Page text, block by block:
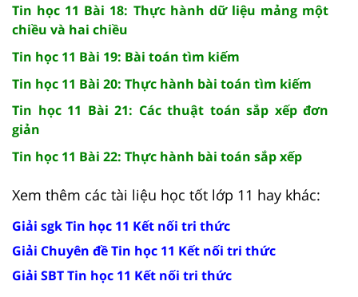
Tin học 11 Bài 18: Thực hành dữ liệu mảng một
chiều và hai chiều
Tin học 11 Bài 19: Bài toán tìm kiếm
Tin học 11 Bài 20: Thực hành bài toán tìm kiếm
Tin học 11 Bài 21: Các thuật toán sắp xếp đơn
giản
Tin học 11 Bài 22: Thực hành bài toán sắp xếp
Xem thêm các tài liệu học tốt lớp 11 hay khác:
Giải sgk Tin học 11 Kết nối tri thức
Giải Chuyên đề Tin học 11 Kết nối tri thức
Giải SBT Tin học 11 Kết nối tri thức